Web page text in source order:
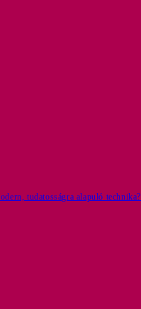
tudatosságra alapuló technika?